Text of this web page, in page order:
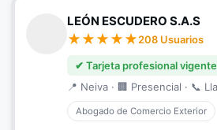
LEÓN ESCUDERO S.A.S
208 Usuarios
✔ Tarjeta profesional
📍 Neiva · 🏢 Presencial · 📞
Abogado de Comercio Exterior